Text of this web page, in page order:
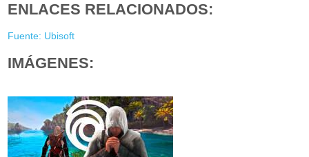
ENLACES RELACIONADOS:
Fuente: Ubisoft
IMÁGENES: